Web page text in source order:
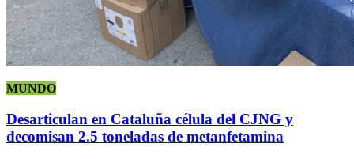
MUNDO
Desarticulan en Cataluña célula del CJNG y
decomisan 2.5 toneladas de metanfetamina